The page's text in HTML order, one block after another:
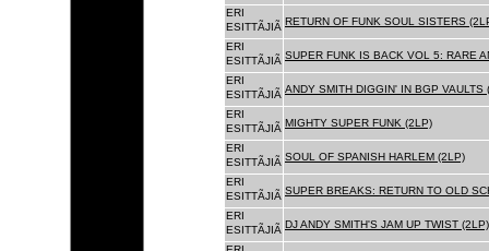
ERI
ESITTÃJIÃ RETURN OF FUNK SOUL SISTERS
ERI
ESITTÃJIÃ SUPER FUNK IS BACK VOL 5: RARE
ERI
ESITTÃJIÃ ANDY SMITH DIGGIN' IN BGP VAULTS
ERI
ESITTÃJIÃ MIGHTY SUPER FUNK (2LP)
ERI
ESITTÃJIÃ SOUL OF SPANISH HARLEM (2LP)
ERI
ESITTÃJIÃ SUPER BREAKS: RETURN TO OLD
ERI
ESITTÃJIÃ DJ ANDY SMITH'S JAM UP TWIST (2LP)